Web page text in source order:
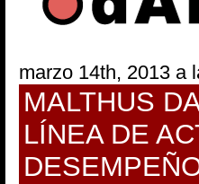
marzo 14th, 2013 a
MALTHUS
LÍNEA DE